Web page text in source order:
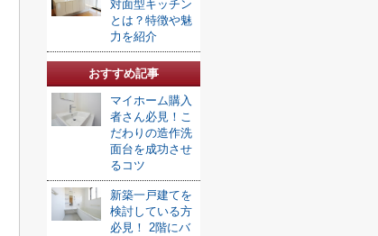
対面型キッチン
とは？特徴や魅
力を紹介
おすすめ記事
マイホーム購入
者さん必見！こ
だわりの造作洗
面台を成功させ
るコツ
新築一戸建てを
検討している方
必見！ 2階にバ